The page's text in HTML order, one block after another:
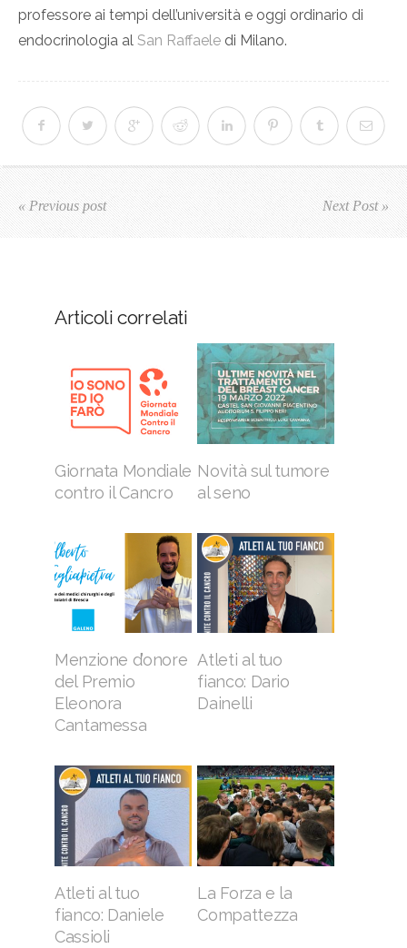
professore ai tempi dell’università e oggi ordinario di
endocrinologia al San Raffaele di Milano.
« Previous post Next Post »
Articoli correlati
Giornata Mondiale
contro il Cancro
Novità sul tumore
al seno
Menzione d’onore
del Premio
Eleonora
Cantamessa
Atleti al tuo
fianco: Dario
Dainelli
Atleti al tuo
fianco: Daniele
Cassioli
La Forza e la
Compattezza